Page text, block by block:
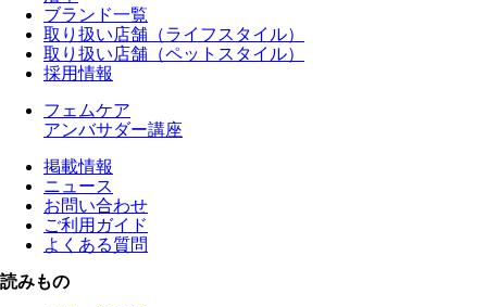
ブランド一覧
取り扱い店舗（ライフスタイル）
取り扱い店舗（ペットスタイル）
採用情報
フェムケア
アンバサダー講座
掲載情報
ニュース
お問い合わせ
ご利用ガイド
よくある質問
読みもの